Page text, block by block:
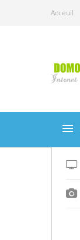
Acceuil
Accueil